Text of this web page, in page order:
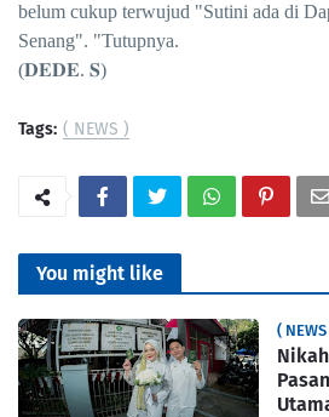
belum cukup terwujud "Sutini ada di
Senang". "Tutupnya.
(𝐃𝐄𝐃𝐄. 𝐒)
Tags: ( NEWS )
You might like
(